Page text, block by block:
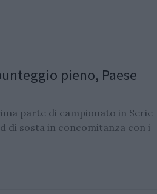
pieno, Paese
parte di campionato in Serie
di sosta in concomitanza con i